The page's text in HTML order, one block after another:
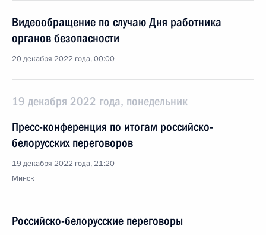
Видеообращение по случаю Дня работника
органов безопасности
20 декабря 2022 года, 00:00
19 декабря 2022 года, понедельник
Пресс-конференция по итогам российско-
белорусских переговоров
19 декабря 2022 года, 21:20
Минск
Российско-белорусские переговоры